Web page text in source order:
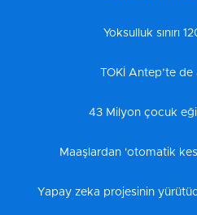
Yoksulluk sınırı
TOKİ Antep’te
43 Milyon çocuk
Maaşlardan 'otomatik
Yapay zeka projesinin